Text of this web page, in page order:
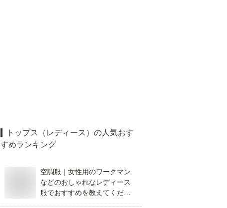
トップス（レディース） の人気おす
すめランキング
空調服｜女性用のワークマン
などのおしゃれなレディース
服でおすすめを教えてくださ